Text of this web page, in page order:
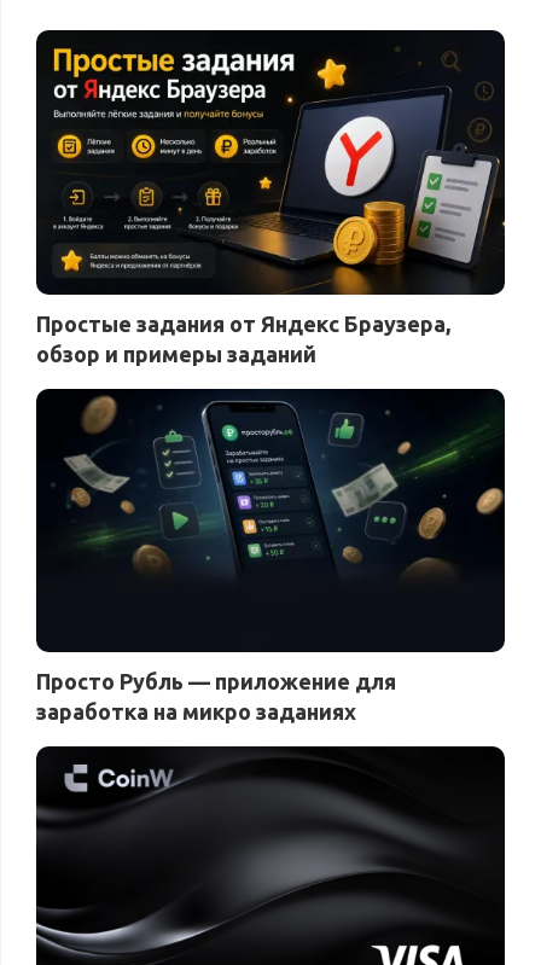
Простые задания от Яндекс Браузера,
обзор и примеры заданий
Просто Рубль — приложение для
заработка на микро заданиях